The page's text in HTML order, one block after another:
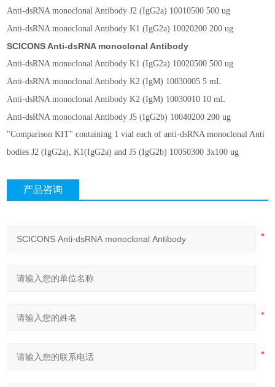
Anti-dsRNA monoclonal Antibody J2 (IgG2a) 10010500 500 ug
Anti-dsRNA monoclonal Antibody K1 (IgG2a) 10020200 200 ug
SCICONS Anti-dsRNA monoclonal Antibody
Anti-dsRNA monoclonal Antibody K1 (IgG2a) 10020500 500 ug
Anti-dsRNA monoclonal Antibody K2 (IgM) 10030005 5 mL
Anti-dsRNA monoclonal Antibody K2 (IgM) 10030010 10 mL
Anti-dsRNA monoclonal Antibody J5 (IgG2b) 10040200 200 ug
"Comparison KIT" containing 1 vial each of anti-dsRNA monoclonal Anti
bodies J2 (IgG2a), K1(IgG2a) and J5 (IgG2b) 10050300 3x100 ug
产品咨询